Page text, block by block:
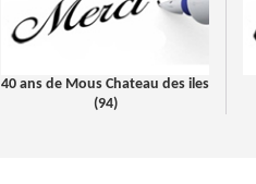
40 ans de Mous Chateau des iles
(94)